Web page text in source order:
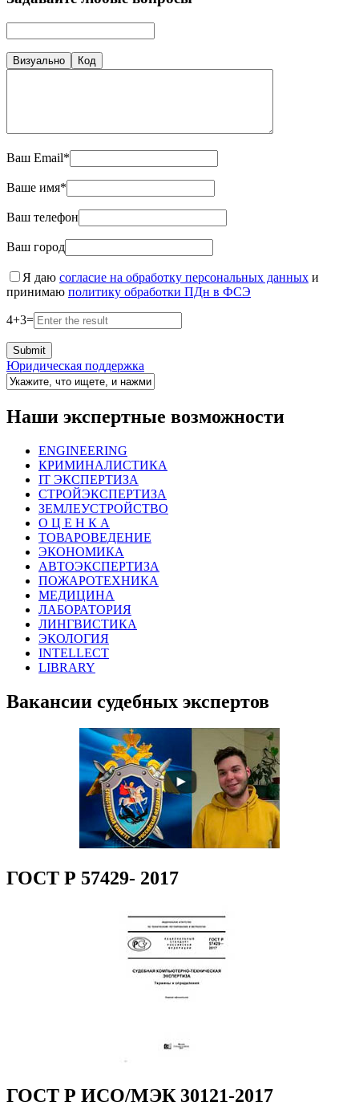
Визуально Код
Ваш Email*
Ваше имя*
Ваш телефон
Ваш город
Я даю согласие на обработку персональных данных и
принимаю политику обработки ПДн в ФСЭ
4+3=
Юридическая поддержка
Наши экспертные возможности
ENGINEERING
КРИМИНАЛИСТИКА
IT ЭКСПЕРТИЗА
СТРОЙЭКСПЕРТИЗА
ЗЕМЛЕУСТРОЙСТВО
О Ц Е Н К А
ТОВАРОВЕДЕНИЕ
ЭКОНОМИКА
АВТОЭКСПЕРТИЗА
ПОЖАРОТЕХНИКА
МЕДИЦИНА
ЛАБОРАТОРИЯ
ЛИНГВИСТИКА
ЭКОЛОГИЯ
INTELLECT
LIBRARY
Вакансии судебных экспертов
ГОСТ Р 57429- 2017
ГОСТ Р ИСО/МЭК 30121-2017